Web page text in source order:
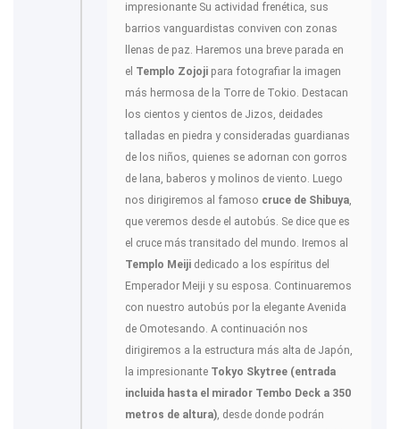
impresionante Su actividad frenética, sus
barrios vanguardistas conviven con zonas
llenas de paz. Haremos una breve parada en
el Templo Zojoji para fotografiar la imagen
más hermosa de la Torre de Tokio. Destacan
los cientos y cientos de Jizos, deidades
talladas en piedra y consideradas guardianas
de los niños, quienes se adornan con gorros
de lana, baberos y molinos de viento. Luego
nos dirigiremos al famoso cruce de Shibuya,
que veremos desde el autobús. Se dice que es
el cruce más transitado del mundo. Iremos al
Templo Meiji dedicado a los espíritus del
Emperador Meiji y su esposa. Continuaremos
con nuestro autobús por la elegante Avenida
de Omotesando. A continuación nos
dirigiremos a la estructura más alta de Japón,
la impresionante Tokyo Skytree (entrada
incluida hasta el mirador Tembo Deck a 350
metros de altura), desde donde podrán